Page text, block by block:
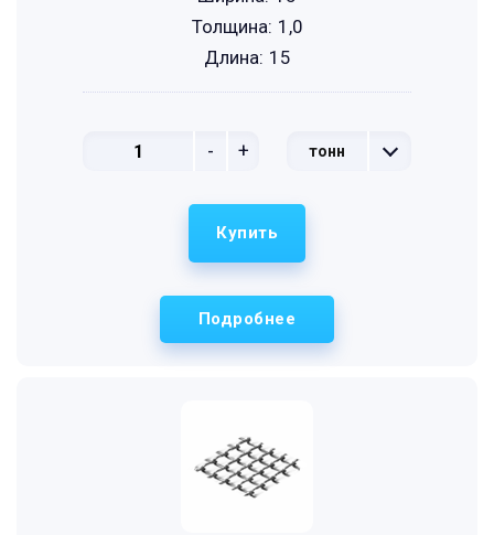
- + тонн
Толщина: 1,0
Длина: 15
Подробнее
Купить